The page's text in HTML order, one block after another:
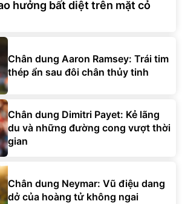
hưởng bất diệt trên mặt cỏ
Chân dung Aaron Ramsey: Trái tim
thép ẩn sau đôi chân thủy tinh
Chân dung Dimitri Payet: Kẻ lãng
du và những đường cong vượt thời
gian
Chân dung Neymar: Vũ điệu dang
dở của hoàng tử không ngai